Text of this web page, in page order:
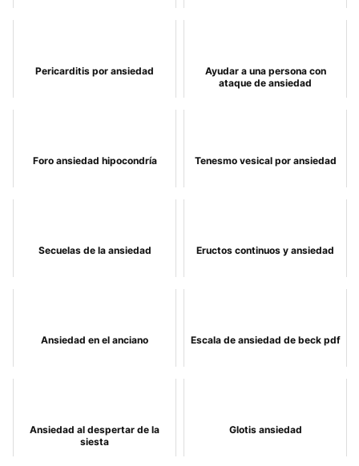
Pericarditis por ansiedad
Ayudar a una persona con
ataque de ansiedad
Foro ansiedad hipocondría Tenesmo vesical por ansiedad
Secuelas de la ansiedad Eructos continuos y ansiedad
Ansiedad en el anciano Escala de ansiedad de beck pdf
Ansiedad al despertar de la
siesta
Glotis ansiedad